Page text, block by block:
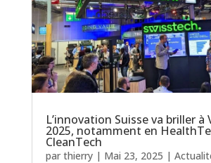
L’innovation Suisse va briller à
2025, notamment en
CleanTech
par thierry| Mai 23, 2025 |